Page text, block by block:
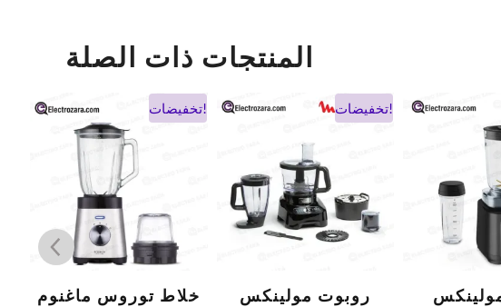
المنتجات ذات الصلة
تخفيضات!
خلاط توروس ماغنوم
السعر
الأصلي
هو:
السعر
الحالي
تخفيضات!
روبوت مولينكس
السعر
الأصلي
هو:
السعر
الحالي